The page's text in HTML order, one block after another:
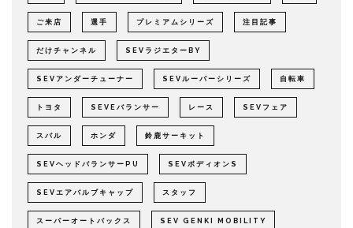
ご来店 選手 プレミアムシリーズ 注目記事
だけチャンネル SEVラジエターBY
SEVアンダーチューナー SEVルーパーシリーズ 自転車
トヨタ SEVEバランサー レース SEVフェア
スバル ホンダ 鈴鹿サーキット
SEVヘッドバランサーPU SEVボディオンS
SEVエアバルブキャップ スタッフ
スーパーオートバックス SEV GENKI MOBILITY